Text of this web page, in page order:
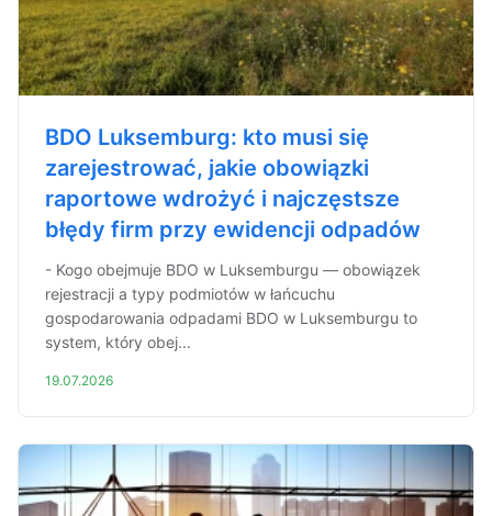
BDO Luksemburg: kto musi się
zarejestrować, jakie obowiązki
raportowe wdrożyć i najczęstsze
błędy firm przy ewidencji odpadów
- Kogo obejmuje BDO w Luksemburgu — obowiązek
rejestracji a typy podmiotów w łańcuchu
gospodarowania odpadami BDO w Luksemburgu to
system, który obej...
19.07.2026